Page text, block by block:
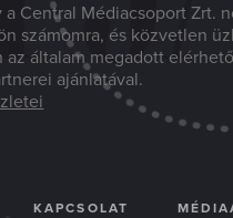
Central Médiacsoport Zrt.
számomra, és közvetlen
az általam megadott
ajánlatával.
KAPCSOLAT